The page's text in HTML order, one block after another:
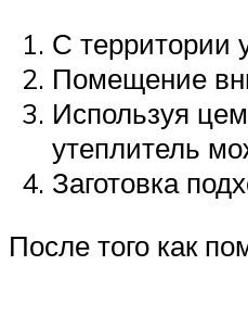
С территории
Помещение
Используя
утеплитель
Заготовка
После того как